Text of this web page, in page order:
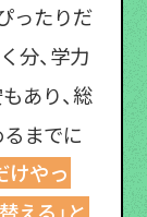
ったりだ
分、学力
あり、総
までに
けやっ